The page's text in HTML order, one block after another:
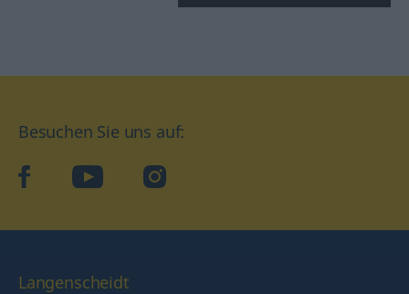
Besuchen Sie uns auf:
facebookYouTube Instagram
Langenscheidt